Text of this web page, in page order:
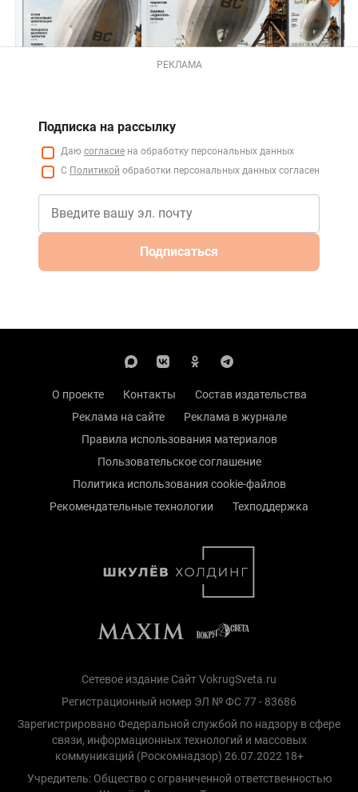
РЕКЛАМА
Подписка на рассылку
Даю согласие на обработку персональных данных
С Политикой обработки персональных данных согласен
Подписаться
О проекте Контакты
Состав издательства
Реклама на сайте
Реклама в журнале
Правила использования материалов
Пользовательское соглашение
Политика использования cookie-файлов
Рекомендательные технологии
Техподдержка
Сетевое издание Сайт VokrugSveta.ru
Регистрационный номер ЭЛ № ФС 77 - 83686
Зарегистрировано Федеральной службой по надзору в сфере
связи, информационных технологий и массовых
коммуникаций (Роскомнадзор) 26.07.2022 18+
Учредитель: Общество с ограниченной ответственностью